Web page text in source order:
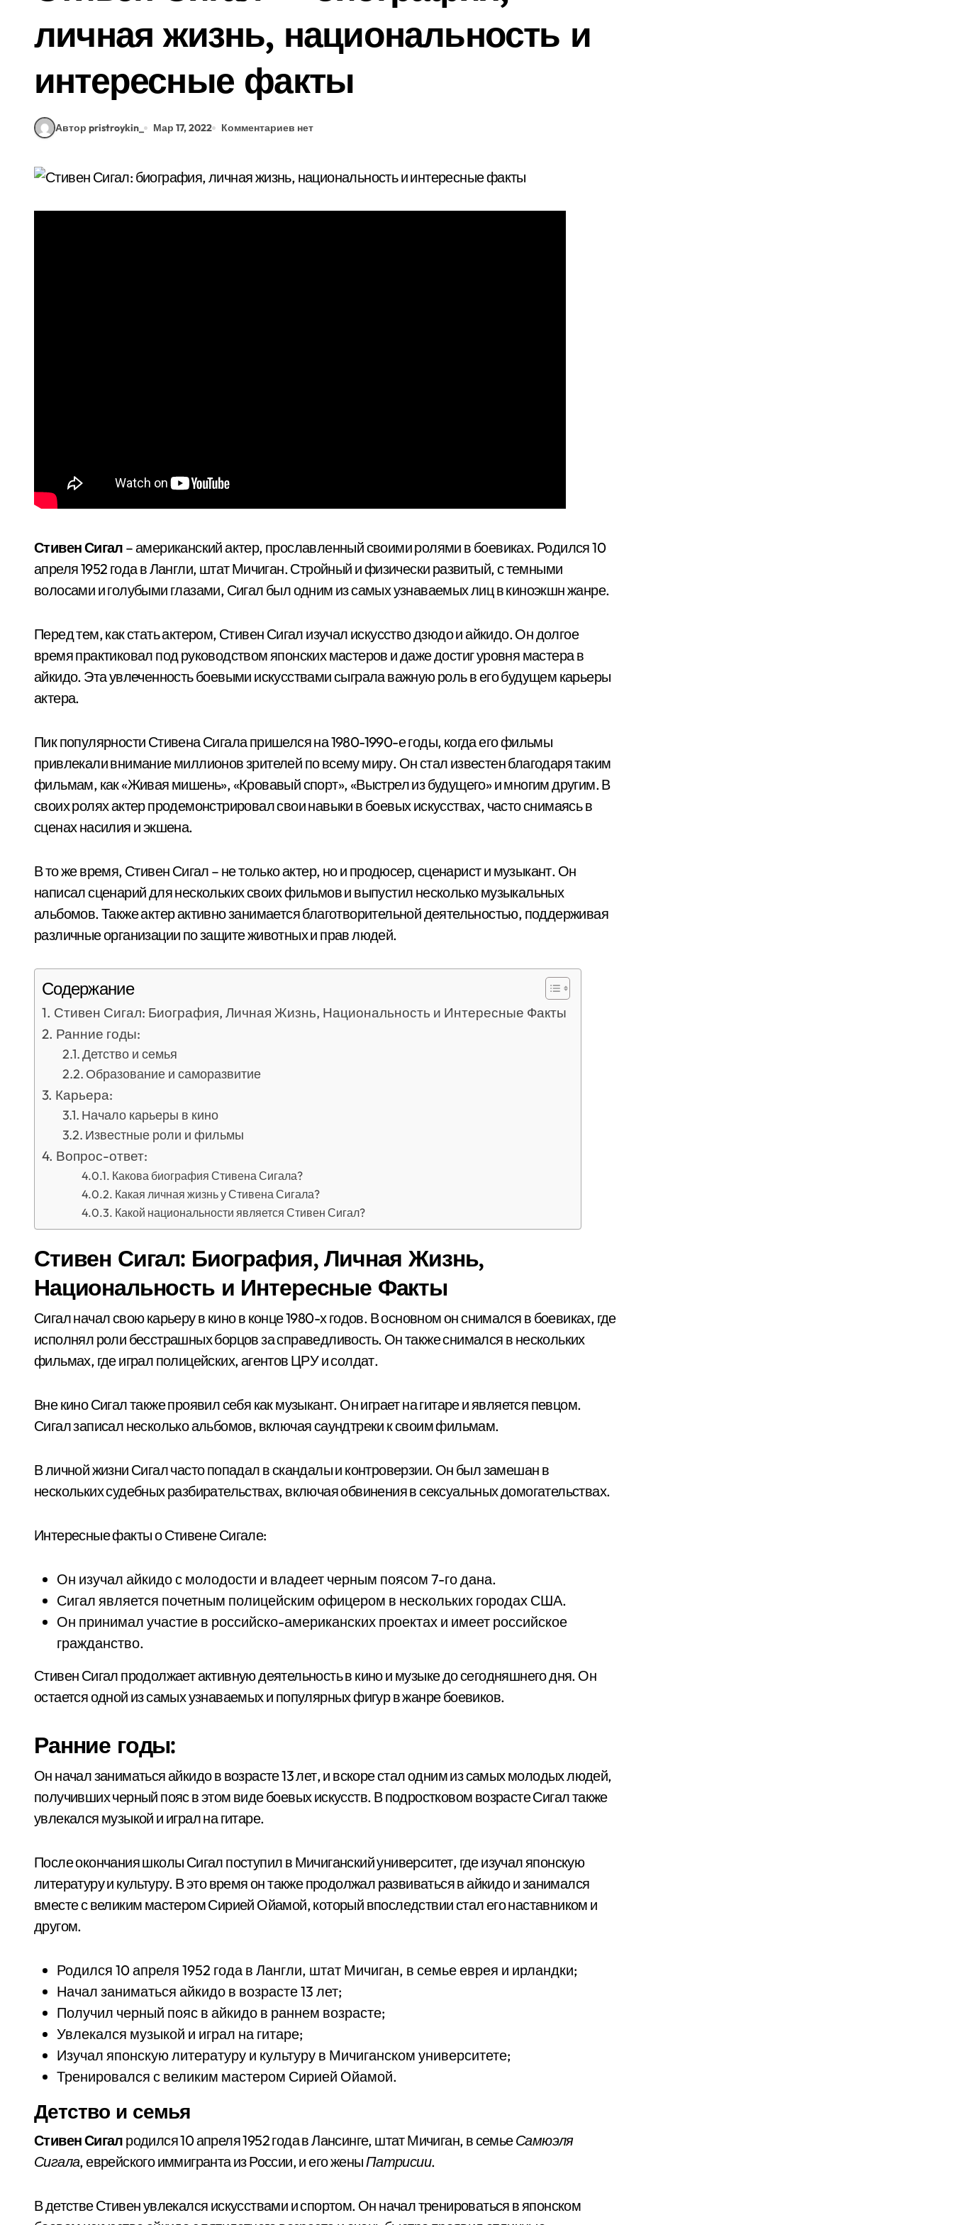
личная жизнь, национальность и
интересные факты
Автор pristroykin_ Мар 17, 2022 Комментариев нет
Стивен Сигал – американский актер, прославленный своими ролями в боевиках. Родился 10
апреля 1952 года в Лангли, штат Мичиган. Стройный и физически развитый, с темными
волосами и голубыми глазами, Сигал был одним из самых узнаваемых лиц в киноэкшн жанре.
Перед тем, как стать актером, Стивен Сигал изучал искусство дзюдо и айкидо. Он долгое
время практиковал под руководством японских мастеров и даже достиг уровня мастера в
айкидо. Эта увлеченность боевыми искусствами сыграла важную роль в его будущем карьеры
актера.
Пик популярности Стивена Сигала пришелся на 1980-1990-е годы, когда его фильмы
привлекали внимание миллионов зрителей по всему миру. Он стал известен благодаря таким
фильмам, как «Живая мишень», «Кровавый спорт», «Выстрел из будущего» и многим другим. В
своих ролях актер продемонстрировал свои навыки в боевых искусствах, часто снимаясь в
сценах насилия и экшена.
В то же время, Стивен Сигал – не только актер, но и продюсер, сценарист и музыкант. Он
написал сценарий для нескольких своих фильмов и выпустил несколько музыкальных
альбомов. Также актер активно занимается благотворительной деятельностью, поддерживая
различные организации по защите животных и прав людей.
Содержание
Стивен Сигал: Биография, Личная Жизнь, Национальность и Интересные Факты
Ранние годы:
Детство и семья
Образование и саморазвитие
Карьера:
Начало карьеры в кино
Известные роли и фильмы
Вопрос-ответ:
Какова биография Стивена Сигала?
Какая личная жизнь у Стивена Сигала?
Какой национальности является Стивен Сигал?
Стивен Сигал: Биография, Личная Жизнь,
Национальность и Интересные Факты
Сигал начал свою карьеру в кино в конце 1980-х годов. В основном он снимался в боевиках, где
исполнял роли бесстрашных борцов за справедливость. Он также снимался в нескольких
фильмах, где играл полицейских, агентов ЦРУ и солдат.
Вне кино Сигал также проявил себя как музыкант. Он играет на гитаре и является певцом.
Сигал записал несколько альбомов, включая саундтреки к своим фильмам.
В личной жизни Сигал часто попадал в скандалы и контроверзии. Он был замешан в
нескольких судебных разбирательствах, включая обвинения в сексуальных домогательствах.
Интересные факты о Стивене Сигале:
Он изучал айкидо с молодости и владеет черным поясом 7-го дана.
Сигал является почетным полицейским офицером в нескольких городах США.
Он принимал участие в российско-американских проектах и имеет российское
гражданство.
Стивен Сигал продолжает активную деятельность в кино и музыке до сегодняшнего дня. Он
остается одной из самых узнаваемых и популярных фигур в жанре боевиков.
Ранние годы:
Он начал заниматься айкидо в возрасте 13 лет, и вскоре стал одним из самых молодых людей,
получивших черный пояс в этом виде боевых искусств. В подростковом возрасте Сигал также
увлекался музыкой и играл на гитаре.
После окончания школы Сигал поступил в Мичиганский университет, где изучал японскую
литературу и культуру. В это время он также продолжал развиваться в айкидо и занимался
вместе с великим мастером Сирией Ойамой, который впоследствии стал его наставником и
другом.
Родился 10 апреля 1952 года в Лангли, штат Мичиган, в семье еврея и ирландки;
Начал заниматься айкидо в возрасте 13 лет;
Получил черный пояс в айкидо в раннем возрасте;
Увлекался музыкой и играл на гитаре;
Изучал японскую литературу и культуру в Мичиганском университете;
Тренировался с великим мастером Сирией Ойамой.
Детство и семья
Стивен Сигал родился 10 апреля 1952 года в Лансинге, штат Мичиган, в семьеСамюэля
Сигала, еврейского иммигранта из России, и его женыПатрисии.
В детстве Стивен увлекался искусствами и спортом. Он начал тренироваться в японском